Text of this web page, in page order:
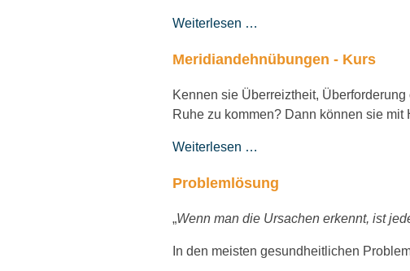
Weiterlesen …
Meridiandehnübungen - Kurs
Kennen sie Überreiztheit,
Ruhe zu kommen? Dann können sie
Weiterlesen …
Problemlösung
„Wenn man die Ursachen erkennt, ist
In den meisten gesundheitlichen